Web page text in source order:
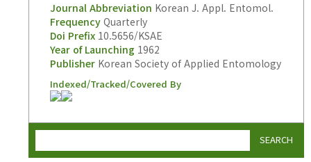
Journal Abbreviation Korean J. Appl. Entomol.
FrequencyQuarterly
Doi Prefix10.5656/KSAE
Year of Launching 1962
PublisherKorean Society of Applied Entomology
Indexed/Tracked/Covered By
SEARCH